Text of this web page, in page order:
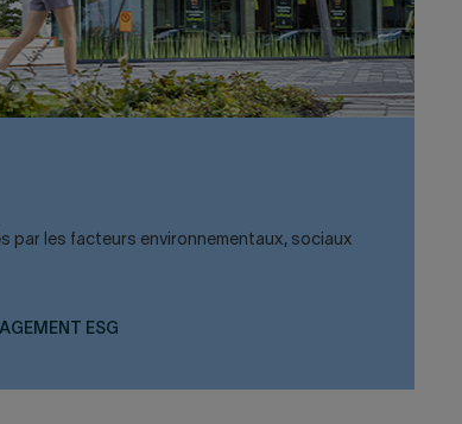
par les facteurs environnementaux, sociaux
ESG